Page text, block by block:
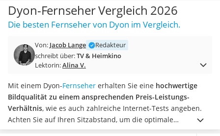
Fernseher
Drucker
Desktop-PC
Diascanner
Laser-Multifunktionsdrucker
Powerstation mit Solarpanel
Gaming-PC
Soundbar
17-Zoll-Laptop
Satellitenschüssel
Dyon-Fernseher Vergleich 2026
Die besten Fernseher von Dyon im Vergleich.
Von: Jacob Lange
Redakteur
schreibt über:TV & Heimkino
Lektorin:Alina V.
Mit einem Dyon-Fernseher erhalten Sie eine hochwertige
Bildqualität zu einem ansprechenden Preis-Leistungs-
Verhältnis, wie es auch zahlreiche Internet-Tests angeben.
Achten Sie auf Ihren Sitzabstand, um die optimale
Bildschirmgröße und -auflösung auszusuchen. Wählen Sie